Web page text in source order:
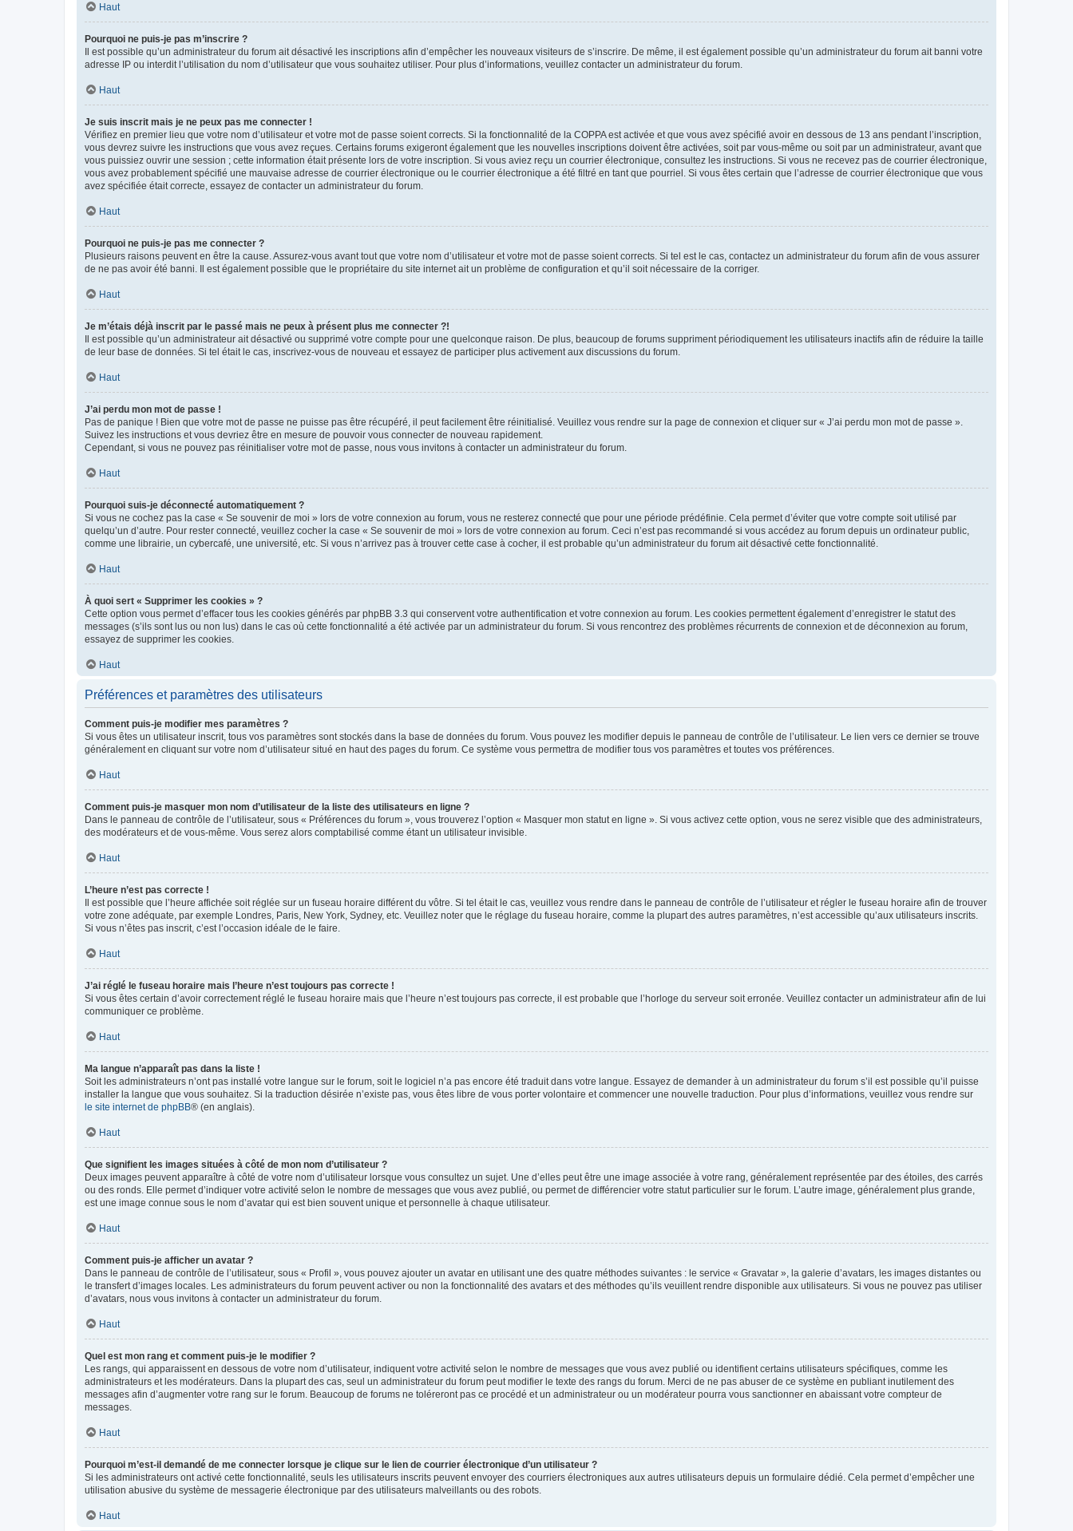
Haut
Pourquoi ne puis-je pas m’inscrire ?
Il est possible qu’un administrateur du forum ait désactivé les inscriptions afin d’empêcher les nouveaux visiteurs de s’inscrire. De même, il est également possible qu’un administrateur du forum ait banni votre
adresse IP ou interdit l’utilisation du nom d’utilisateur que vous souhaitez utiliser. Pour plus d’informations, veuillez contacter un administrateur du forum.
Haut
Je suis inscrit mais je ne peux pas me connecter !
Vérifiez en premier lieu que votre nom d’utilisateur et votre mot de passe soient corrects. Si la fonctionnalité de la COPPA est activée et que vous avez spécifié avoir en dessous de 13 ans pendant l’inscription,
vous devrez suivre les instructions que vous avez reçues. Certains forums exigeront également que les nouvelles inscriptions doivent être activées, soit par vous-même ou soit par un administrateur, avant que
vous puissiez ouvrir une session ; cette information était présente lors de votre inscription. Si vous aviez reçu un courrier électronique, consultez les instructions. Si vous ne recevez pas de courrier électronique,
vous avez probablement spécifié une mauvaise adresse de courrier électronique ou le courrier électronique a été filtré en tant que pourriel. Si vous êtes certain que l’adresse de courrier électronique que vous
avez spécifiée était correcte, essayez de contacter un administrateur du forum.
Haut
Pourquoi ne puis-je pas me connecter ?
Plusieurs raisons peuvent en être la cause. Assurez-vous avant tout que votre nom d’utilisateur et votre mot de passe soient corrects. Si tel est le cas, contactez un administrateur du forum afin de vous assurer
de ne pas avoir été banni. Il est également possible que le propriétaire du site internet ait un problème de configuration et qu’il soit nécessaire de la corriger.
Haut
Je m’étais déjà inscrit par le passé mais ne peux à présent plus me connecter ?!
Il est possible qu’un administrateur ait désactivé ou supprimé votre compte pour une quelconque raison. De plus, beaucoup de forums suppriment périodiquement les utilisateurs inactifs afin de réduire la taille
de leur base de données. Si tel était le cas, inscrivez-vous de nouveau et essayez de participer plus activement aux discussions du forum.
Haut
J’ai perdu mon mot de passe !
Pas de panique ! Bien que votre mot de passe ne puisse pas être récupéré, il peut facilement être réinitialisé. Veuillez vous rendre sur la page de connexion et cliquer sur « J’ai perdu mon mot de passe ».
Suivez les instructions et vous devriez être en mesure de pouvoir vous connecter de nouveau rapidement.
Cependant, si vous ne pouvez pas réinitialiser votre mot de passe, nous vous invitons à contacter un administrateur du forum.
Haut
Pourquoi suis-je déconnecté automatiquement ?
Si vous ne cochez pas la case « Se souvenir de moi » lors de votre connexion au forum, vous ne resterez connecté que pour une période prédéfinie. Cela permet d’éviter que votre compte soit utilisé par
quelqu’un d’autre. Pour rester connecté, veuillez cocher la case « Se souvenir de moi » lors de votre connexion au forum. Ceci n’est pas recommandé si vous accédez au forum depuis un ordinateur public,
comme une librairie, un cybercafé, une université, etc. Si vous n’arrivez pas à trouver cette case à cocher, il est probable qu’un administrateur du forum ait désactivé cette fonctionnalité.
Haut
À quoi sert « Supprimer les cookies » ?
Cette option vous permet d’effacer tous les cookies générés par phpBB 3.3 qui conservent votre authentification et votre connexion au forum. Les cookies permettent également d’enregistrer le statut des
messages (s’ils sont lus ou non lus) dans le cas où cette fonctionnalité a été activée par un administrateur du forum. Si vous rencontrez des problèmes récurrents de connexion et de déconnexion au forum,
essayez de supprimer les cookies.
Haut
Préférences et paramètres des utilisateurs
Comment puis-je modifier mes paramètres ?
Si vous êtes un utilisateur inscrit, tous vos paramètres sont stockés dans la base de données du forum. Vous pouvez les modifier depuis le panneau de contrôle de l’utilisateur. Le lien vers ce dernier se trouve
généralement en cliquant sur votre nom d’utilisateur situé en haut des pages du forum. Ce système vous permettra de modifier tous vos paramètres et toutes vos préférences.
Haut
Comment puis-je masquer mon nom d’utilisateur de la liste des utilisateurs en ligne ?
Dans le panneau de contrôle de l’utilisateur, sous « Préférences du forum », vous trouverez l’option « Masquer mon statut en ligne ». Si vous activez cette option, vous ne serez visible que des administrateurs,
des modérateurs et de vous-même. Vous serez alors comptabilisé comme étant un utilisateur invisible.
Haut
L’heure n’est pas correcte !
Il est possible que l’heure affichée soit réglée sur un fuseau horaire différent du vôtre. Si tel était le cas, veuillez vous rendre dans le panneau de contrôle de l’utilisateur et régler le fuseau horaire afin de trouver
votre zone adéquate, par exemple Londres, Paris, New York, Sydney, etc. Veuillez noter que le réglage du fuseau horaire, comme la plupart des autres paramètres, n’est accessible qu’aux utilisateurs inscrits.
Si vous n’êtes pas inscrit, c’est l’occasion idéale de le faire.
Haut
J’ai réglé le fuseau horaire mais l’heure n’est toujours pas correcte !
Si vous êtes certain d’avoir correctement réglé le fuseau horaire mais que l’heure n’est toujours pas correcte, il est probable que l’horloge du serveur soit erronée. Veuillez contacter un administrateur afin de lui
communiquer ce problème.
Haut
Ma langue n’apparaît pas dans la liste !
Soit les administrateurs n’ont pas installé votre langue sur le forum, soit le logiciel n’a pas encore été traduit dans votre langue. Essayez de demander à un administrateur du forum s’il est possible qu’il puisse
installer la langue que vous souhaitez. Si la traduction désirée n’existe pas, vous êtes libre de vous porter volontaire et commencer une nouvelle traduction. Pour plus d’informations, veuillez vous rendre sur
le site internet de phpBB® (en anglais).
Haut
Que signifient les images situées à côté de mon nom d’utilisateur ?
Deux images peuvent apparaître à côté de votre nom d’utilisateur lorsque vous consultez un sujet. Une d’elles peut être une image associée à votre rang, généralement représentée par des étoiles, des carrés
ou des ronds. Elle permet d’indiquer votre activité selon le nombre de messages que vous avez publié, ou permet de différencier votre statut particulier sur le forum. L’autre image, généralement plus grande,
est une image connue sous le nom d’avatar qui est bien souvent unique et personnelle à chaque utilisateur.
Haut
Comment puis-je afficher un avatar ?
Dans le panneau de contrôle de l’utilisateur, sous « Profil », vous pouvez ajouter un avatar en utilisant une des quatre méthodes suivantes : le service « Gravatar », la galerie d’avatars, les images distantes ou
le transfert d’images locales. Les administrateurs du forum peuvent activer ou non la fonctionnalité des avatars et des méthodes qu’ils veuillent rendre disponible aux utilisateurs. Si vous ne pouvez pas utiliser
d’avatars, nous vous invitons à contacter un administrateur du forum.
Haut
Quel est mon rang et comment puis-je le modifier ?
Les rangs, qui apparaissent en dessous de votre nom d’utilisateur, indiquent votre activité selon le nombre de messages que vous avez publié ou identifient certains utilisateurs spécifiques, comme les
administrateurs et les modérateurs. Dans la plupart des cas, seul un administrateur du forum peut modifier le texte des rangs du forum. Merci de ne pas abuser de ce système en publiant inutilement des
messages afin d’augmenter votre rang sur le forum. Beaucoup de forums ne toléreront pas ce procédé et un administrateur ou un modérateur pourra vous sanctionner en abaissant votre compteur de
messages.
Haut
Pourquoi m’est-il demandé de me connecter lorsque je clique sur le lien de courrier électronique d’un utilisateur ?
Si les administrateurs ont activé cette fonctionnalité, seuls les utilisateurs inscrits peuvent envoyer des courriers électroniques aux autres utilisateurs depuis un formulaire dédié. Cela permet d’empêcher une
utilisation abusive du système de messagerie électronique par des utilisateurs malveillants ou des robots.
Haut